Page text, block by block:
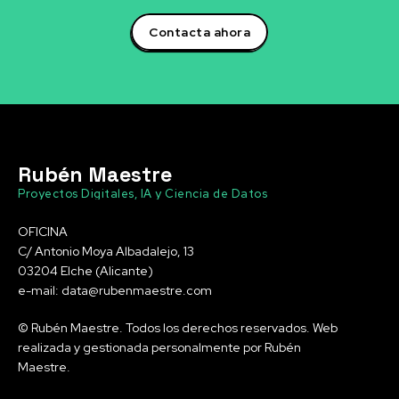
Contacta ahora
Rubén Maestre
Proyectos Digitales, IA y Ciencia de Datos
OFICINA
C/ Antonio Moya Albadalejo, 13
03204 Elche (Alicante)
e-mail: data@rubenmaestre.com
© Rubén Maestre. Todos los derechos reservados. Web
realizada y gestionada personalmente por Rubén
Maestre.